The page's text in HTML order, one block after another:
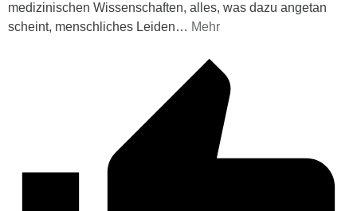
medizinischen Wissenschaften, alles, was dazu angetan
scheint, menschliches Leiden… Mehr